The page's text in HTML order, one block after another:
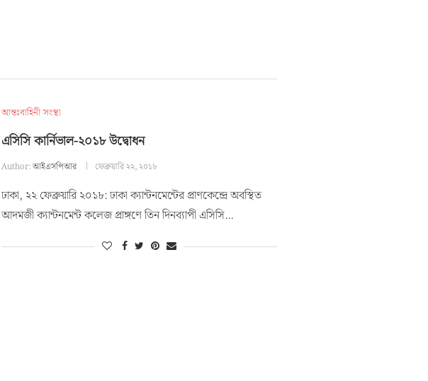
আন্তঃবাহিনী সংস্থা
এসিসি কার্নিভাল-২০১৮ উদ্বোধন
Author:আইএসপিআর ফেব্রুয়ারি ২২, ২০১৮
ঢাকা, ২২ ফেব্রুয়ারি ২০১৮: ঢাকা ক্যান্টনমেন্টের প্রাণকেন্দ্রে অবস্থিত
আদমজী ক্যান্টনমেন্ট কলেজ প্রাঙ্গণে তিন দিনব্যাপী এসিসি…